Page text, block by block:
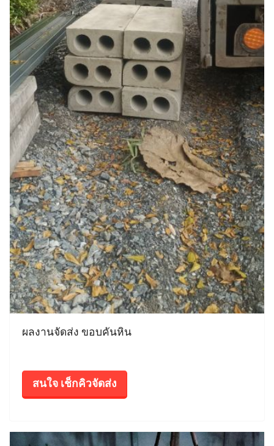
ผลงานจัดส่ง ขอบคันหิน
สนใจ เช็กคิวจัดส่ง